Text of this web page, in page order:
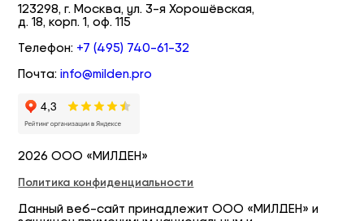
123298, г. Москва, ул. 3-я Хорошёвская,
д. 18, корп. 1, оф. 115
Телефон: +7 (495) 740-61-32
Почта:info@milden.pro
2026 ООО «МИЛДЕН»
Политика конфиденциальности
Данный веб-сайт принадлежит ООО «МИЛДЕН» и